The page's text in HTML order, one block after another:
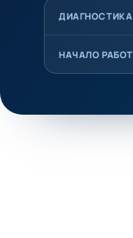
ДИАГНОСТИКА
НАЧАЛО РАБОТ